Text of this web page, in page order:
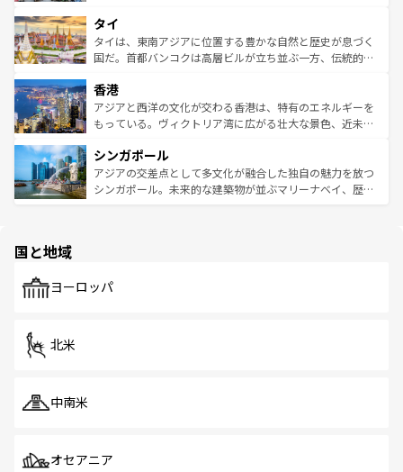
リティに包まれながら、韓国の多彩な魅力を心ゆくまで味
わってみてほしい。 なお、新着の韓国情報はコンテンツ一
覧を参照してほしい。
急速な発展と共に伝統が息づく。ハノイの古い町並みやホ
ーチミン市のフランス統治時代の建物も、独特の雰囲気を
醸し出している。また、バラエティの豊かさとおいしさで
とつ。フォーやバインミー、ベトナムコーヒーなどは、ぜ
ひ現地で味わいたい。どの地域を訪れてもあたたかい人々
が旅行者を迎えてくれるので、きっと忘れられない旅にな
参照してほしい。
タイ
タイは、東南アジアに位置する豊かな自然と歴史が息づく
国だ。首都バンコクは高層ビルが立ち並ぶ一方、伝統的な
の活気が交差している。北部ではチェンマイなどの山岳地
帯で自然と触れ合い、南部ではプーケットやクラビの美し
いビーチでリゾート気分を楽しむことができる。タイ料理
激する。気候は一年中温暖で、どの季節にも異なる楽しみ
が待っている。親しみやすいタイの人々、仏教を中心とし
た文化、そして多様な観光資源が、訪れる旅人を魅了し続
香港
アジアと西洋の文化が交わる香港は、特有のエネルギーを
もっている。ヴィクトリア湾に広がる壮大な景色、近未来
み、どこを訪れても感動するはず。観光スポットが密集し
ており、効率よく見どころを回れるのも魅力。息をのむよ
うな絶景から文化的な体験まで、香港を存分に楽しみ尽く
シンガポール
アジアの交差点として多文化が融合した独自の魅力を放つ
シンガポール。未来的な建築物が並ぶマリーナベイ、歴史
で、ホーカーズは地元の風情を楽しめる外せないスポット
国と地域
ヨーロッパ
北米
中南米
オセアニア